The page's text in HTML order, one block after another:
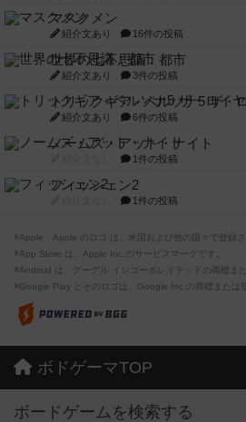
マスクメン
紹介文あり 16件の投稿
世界の七不思議：都市
紹介文あり 3件の投稿
トリックギア - ペルソナ5 ザ・
紹介文あり 6件の投稿
ノームズ・アット・ナイト
1件の投稿
フィッシェン2
1件の投稿
※Apple、Apple のロゴ は、米国および他の国々で登録
※App Store は、Apple Inc.のサービスマークです。
※Android は、グーグル インコーポレイテッドの商標ま
※Google Play とそのロゴは、Google Inc.の商標または
ボドゲーマTOP
ボードゲームを検索する